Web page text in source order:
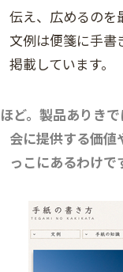
伝え、広めるのを
文例は便箋に手書
掲載しています。
ど。製品ありき
会に提供する価値
っこにあるわけで